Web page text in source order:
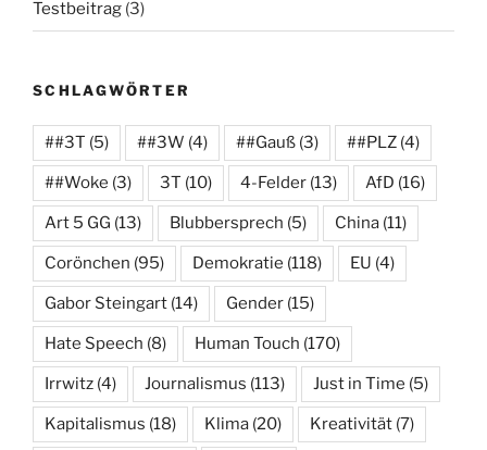
Testbeitrag (3)
SCHLAGWÖRTER
##3T (5) ##3W (4) ##Gauß (3) ##PLZ (4)
##Woke (3) 3T (10) 4-Felder (13) AfD (16)
Art 5 GG (13) Blubbersprech (5) China (11)
Corönchen (95) Demokratie (118) EU (4)
Gabor Steingart (14) Gender (15)
Hate Speech (8) Human Touch (170)
Irrwitz (4) Journalismus (113) Just in Time (5)
Kapitalismus (18) Klima (20) Kreativität (7)